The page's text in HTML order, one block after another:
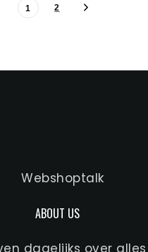
1 2
ABOUT US
dagelijks over